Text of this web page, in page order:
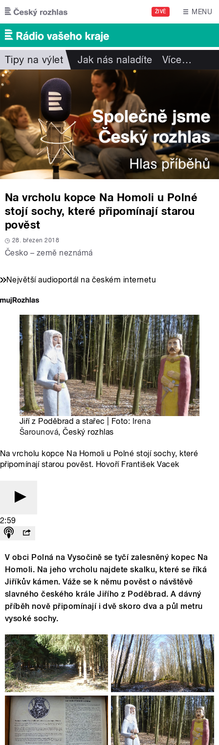
Přejít k hlavnímu obsahu
ŽIVĚ MENU
Tipy na výlet Jak nás naladíte Více…
Na vrcholu kopce Na Homoli u Polné
stojí sochy, které připomínají starou
pověst
28. březen 2018
Česko – země neznámá
Největší audioportál na českém internetu
Jiří z Poděbrad a stařec | Foto: Irena
Šarounová, Český rozhlas
Na vrcholu kopce Na Homoli u Polné stojí sochy, které
připomínají starou pověst. Hovoří František Vacek
2:59
V obci Polná na Vysočině se tyčí zalesněný kopec Na
Homoli. Na jeho vrcholu najdete skalku, které se říká
Jiříkův kámen. Váže se k němu pověst o návštěvě
slavného českého krále Jiřího z Poděbrad. A dávný
příběh nově připomínají i dvě skoro dva a půl metru
vysoké sochy.